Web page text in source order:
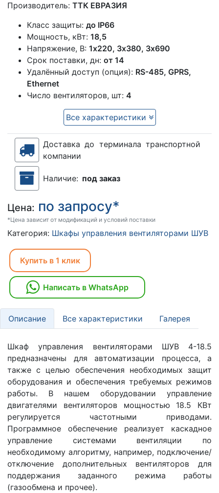
Производитель: ТТК ЕВРАЗИЯ
Класс защиты: до IP66
Мощность, кВт: 18,5
Напряжение, В: 1x220, 3х380, 3х690
Срок поставки, дн: от 14
Удалённый доступ (опция): RS-485, GPRS,
Ethernet
Число вентиляторов, шт: 4
Все характеристики
Доставка до терминала транспортной
компании
Наличие: под заказ
Цена: по запросу*
*Цена зависит от модификаций и условий поставки
Категория: Шкафы управления вентиляторами ШУВ
Купить в 1 клик
Написать в WhatsApp
Описание Все характеристики Галерея
Шкаф управления вентиляторами ШУВ 4-18.5
предназначены для автоматизации процесса, а
также с целью обеспечения необходимых защит
оборудования и обеспечения требуемых режимов
работы. В нашем оборудовании управление
двигателями вентиляторов мощностью 18.5 КВт
регулируется частотными приводами.
Программное обеспечение реализует каскадное
управление системами вентиляции по
необходимому алгоритму, например, подключение/
отключение дополнительных вентиляторов для
поддержания заданного режима работы
(газообмена и прочее).